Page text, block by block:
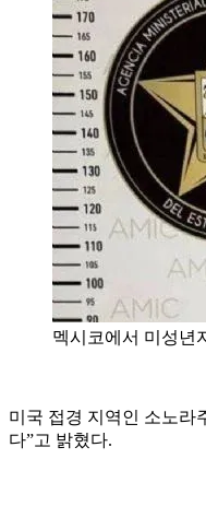
멕시코에서 미성년
미국 접경 지역인 소노라
다”고 밝혔다.